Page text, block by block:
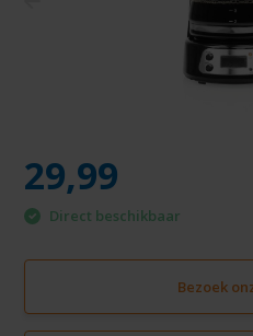
29,99
Direct beschikbaar
Bezoek